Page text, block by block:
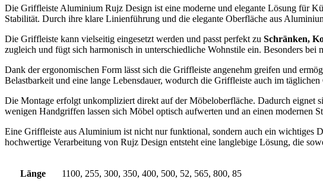
Die Griffleiste Aluminium Rujz Design ist eine moderne und elegante Lösung für
Stabilität. Durch ihre klare Linienführung und die elegante Oberfläche aus
Die Griffleiste kann vielseitig eingesetzt werden und passt perfekt zu Schränken,
zugleich und fügt sich harmonisch in unterschiedliche Wohnstile ein. Besonders
Dank der ergonomischen Form lässt sich die Griffleiste angenehm greifen und
Belastbarkeit und eine lange Lebensdauer, wodurch die Griffleiste auch im
Die Montage erfolgt unkompliziert direkt auf der Möbeloberfläche. Dadurch eignet
wenigen Handgriffen lassen sich Möbel optisch aufwerten und an einen modernen
Eine Griffleiste aus Aluminium ist nicht nur funktional, sondern auch ein wichtiges
hochwertige Verarbeitung von Rujz Design entsteht eine langlebige Lösung, die
Länge 1100, 255, 300, 350, 400, 500, 52, 565, 800, 85